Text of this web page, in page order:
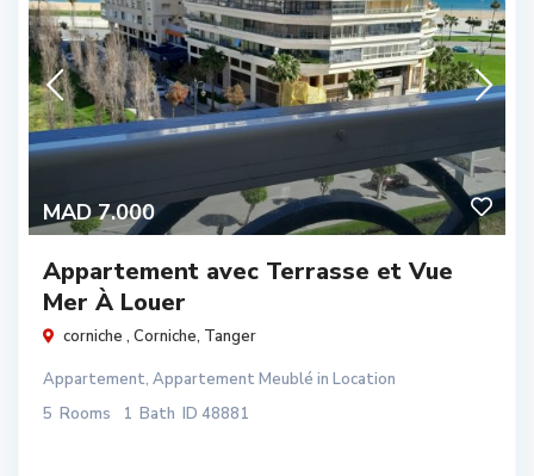
MAD 7.000
Appartement avec Terrasse et Vue
Mer À Louer
corniche , Corniche, Tanger
Appartement, Appartement Meublé in Location
5 Rooms 1 Bath ID 48881